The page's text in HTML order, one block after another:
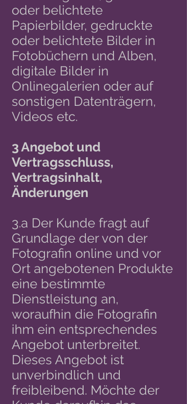
oder belichtete
Papierbilder, gedruckte
oder belichtete Bilder in
Fotobüchern und Alben,
digitale Bilder in
Onlinegalerien oder auf
sonstigen Datenträgern,
Videos etc.
3 Angebot und
Vertragsschluss,
Vertragsinhalt,
Änderungen
3.a Der Kunde fragt auf
Grundlage der von der
Fotografin online und vor
Ort angebotenen Produkte
eine bestimmte
Dienstleistung an,
woraufhin die Fotografin
ihm ein entsprechendes
Angebot unterbreitet.
Dieses Angebot ist
unverbindlich und
freibleibend. Möchte der